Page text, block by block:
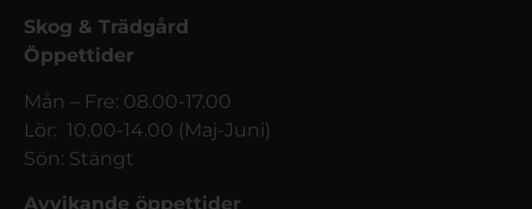
Skog & Trädgård
Öppettider
Mån – Fre: 08.00-17.00
Lör: 10.00-14.00 (Maj-Juni)
Sön: Stängt
Avvikande öppettider